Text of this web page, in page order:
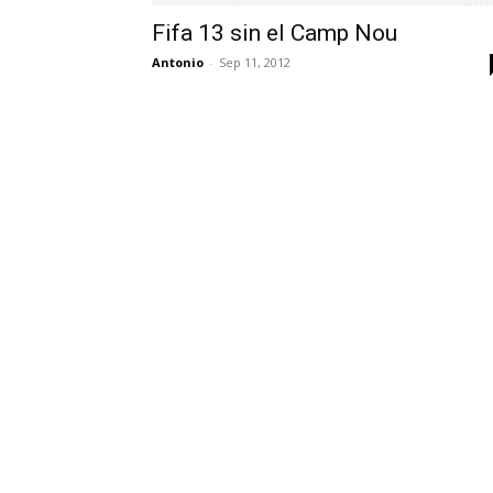
Fifa 13 sin el Camp Nou
Antonio - Sep 11, 2012